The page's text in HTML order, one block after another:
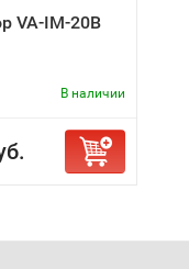
VA-IM-20B
В наличии